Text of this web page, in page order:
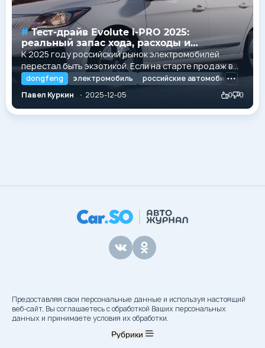
Рубрики
Тест-драйв Evolute i-PRO 2025:
реальный запас хода, расходы и
сравнение с ДВС
К 2025 году российский рынок электромобилей
перестал быть экзотикой. Если на старте продаж в
2022 году к бренду Evolute и его первенцу i-PRO
относились с настороженностью, то сегодня этот
седан стал привычной частью городского пейзажа,
особенно в такси и каршеринге. Завод
dongfeng электромобиль российские автомобили
Павел Куркин
2025-12-05 0 0
Предоставляя свои персональные данные и используя настоящий
веб-сайт, Вы соглашаетесь с обработкой Ваших персональных
данных и принимаете условия их обработки.